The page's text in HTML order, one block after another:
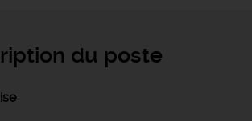
du poste